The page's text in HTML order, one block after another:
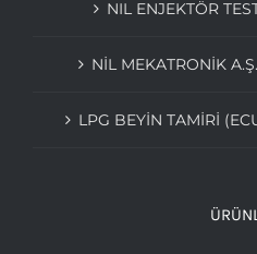
NIL ENJEKTÖR
NIL MEKATRONIK
LPG BEYIN TAMIRI